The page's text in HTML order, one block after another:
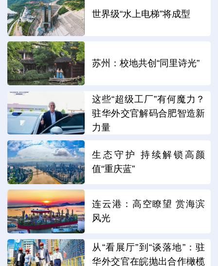
世界级“水上电梯”将成型
苏州：校地共创“同里诗光”
这些“超级工厂”有何魔力？
驻华外交官解码合肥智造新
力量
生态守护 持续解锁高颜
值“重庆蓝”
连云港：高空瞭望 赏海滨
风光
从“看展厅”到“谈落地”：驻
华外交官在皖抛出合作橄榄